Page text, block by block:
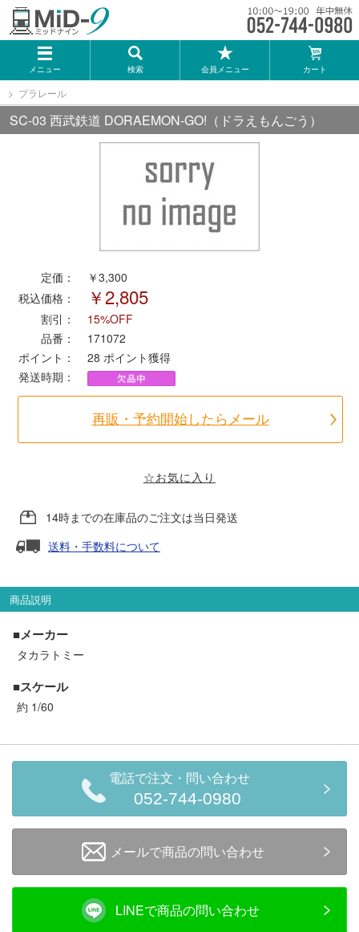
メニュー 検索 会員メニュー カート
メーカー一覧
TOMIX
KATO
Bトレインショーティー
タカラトミー（プラレール）
ポポンデッタ
MODEMO(モデモ)
セール品・キャンペーン
走行エリア別 鉄道模型車両リスト
北海道・東北 関東
プラレール
SC-03 西武鉄道 DORAEMON-GO!（ドラえもんごう）
定価：
￥3,300
税込価格：
￥2,805
割引：
15%OFF
品番：
171072
ポイント：
28 ポイント獲得
発送時期：
再販・予約開始したらメール
☆お気に入り
14時までの在庫品のご注文は当日発送
送料・手数料について
商品説明
■メーカー
タカラトミー
■スケール
約 1/60
電話で注文・問い合わせ
052-744-0980
メールで商品の問い合わせ
LINEで商品の問い合わせ